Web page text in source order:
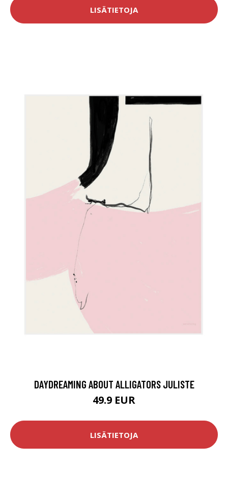
LISÄTIETOJA
DAYDREAMING ABOUT ALLIGATORS JULISTE
49.9 EUR
LISÄTIETOJA